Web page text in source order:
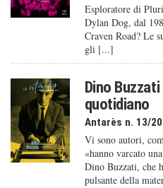
Esploratore di
Dylan Dog, dal
Craven Road? Le
gli [...]
Dino
quotidiano
Antarès n. 13/
Vi sono autori,
«hanno varcato
Dino Buzzati, che
pulsante della